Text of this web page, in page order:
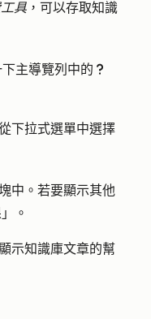
具 ，可以存取知識
主導覽列中的 questioncircleIcon help
下拉式選單中選擇
中。若要顯示其他
」。
示知識庫文章的幫